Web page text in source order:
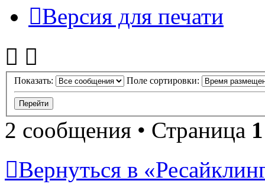
Версия для печати
Показать: Поле сортировки:
2 сообщения • Страница 1
Вернуться в